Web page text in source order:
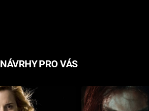
NÁVRHY PRO VÁS